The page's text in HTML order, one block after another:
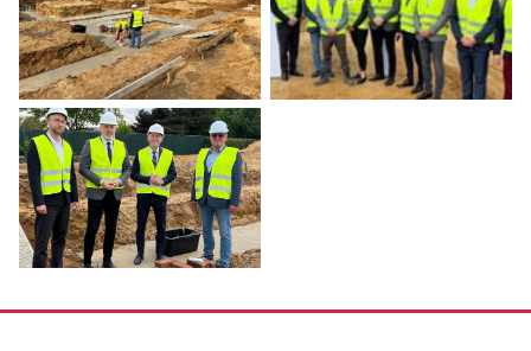
Pokaż
zdjęcie
1
z
galerii.
zdjęcie